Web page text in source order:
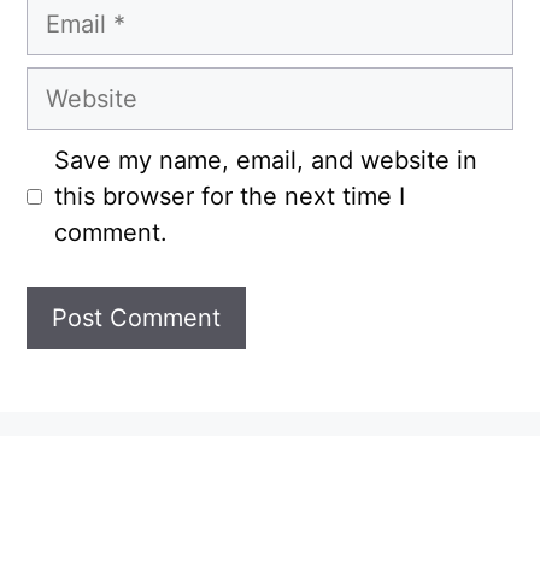
Email
Website
Save my name, email, and website in
this browser for the next time I
comment.